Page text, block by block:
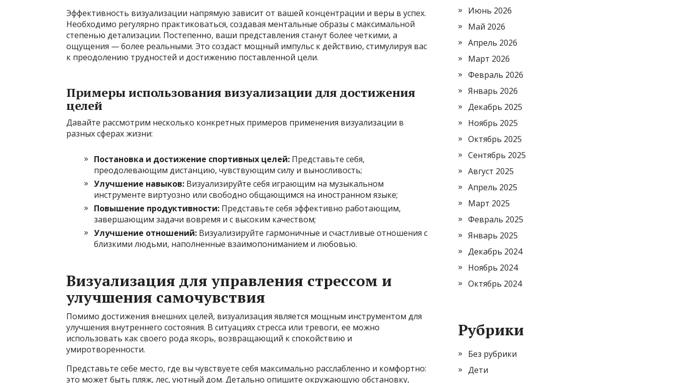
Эффективность визуализации напрямую зависит от вашей концентрации и веры в успех.
Необходимо регулярно практиковаться, создавая ментальные образы с максимальной
степенью детализации. Постепенно, ваши представления станут более четкими, а
ощущения — более реальными. Это создаст мощный импульс к действию, стимулируя вас
к преодолению трудностей и достижению поставленной цели.
Примеры использования визуализации для достижения
целей
Давайте рассмотрим несколько конкретных примеров применения визуализации в
разных сферах жизни:
Постановка и достижение спортивных целей: Представьте себя,
преодолевающим дистанцию, чувствующим силу и выносливость;
Улучшение навыков: Визуализируйте себя играющим на музыкальном
инструменте виртуозно или свободно общающимся на иностранном языке;
Повышение продуктивности: Представьте себя эффективно работающим,
завершающим задачи вовремя и с высоким качеством;
Улучшение отношений: Визуализируйте гармоничные и счастливые отношения с
близкими людьми, наполненные взаимопониманием и любовью.
Визуализация для управления стрессом и
улучшения самочувствия
Помимо достижения внешних целей, визуализация является мощным инструментом для
улучшения внутреннего состояния. В ситуациях стресса или тревоги, ее можно
использовать как своего рода якорь, возвращающий к спокойствию и
умиротворенности.
Представьте себе место, где вы чувствуете себя максимально расслабленно и комфортно:
это может быть пляж, лес, уютный дом. Детально опишите окружающую обстановку,
Июнь 2026
Май 2026
Апрель 2026
Март 2026
Февраль 2026
Январь 2026
Декабрь 2025
Ноябрь 2025
Октябрь 2025
Сентябрь 2025
Август 2025
Апрель 2025
Март 2025
Февраль 2025
Январь 2025
Декабрь 2024
Ноябрь 2024
Октябрь 2024
Рубрики
Без рубрики
Дети